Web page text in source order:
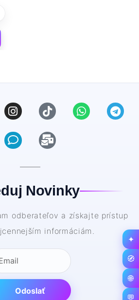
Novinky
odberateľov a získajte prístup
informáciám.
Odoslať
✦
🧭
🌐
💬